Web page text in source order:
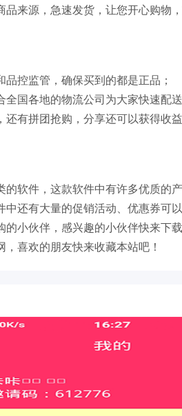
品来源，急速发货，让您开心购物，
控监管，确保买到的都是正品；
国各地的物流公司为大家快速配送
还有拼团抢购，分享还可以获得收益
的软件，这款软件中有许多优质的
中还有大量的促销活动、优惠券可
小伙伴，感兴趣的小伙伴快来下
喜欢的朋友快来收藏本站吧！